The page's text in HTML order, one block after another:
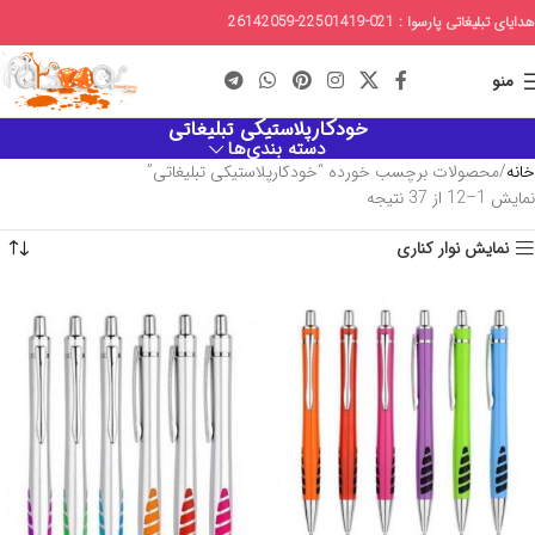
هدایای تبلیغاتی پارسوا : 021-22501419-26142059
منو
خودکارپلاستیکی تبلیغاتی
دسته بندی‌ها
خانه محصولات برچسب خورده “خودکارپلاستیکی تبلیغاتی”
نمایش 1–12 از 37 نتیجه
نمایش نوار کناری